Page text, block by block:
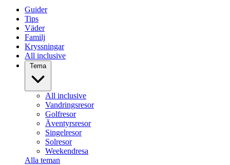
Guider
Tips
Väder
Familj
Kryssningar
All inclusive
Tema
All inclusive
Vandringsresor
Golfresor
Äventyrsresor
Singelresor
Solresor
Weekendresa
Alla teman